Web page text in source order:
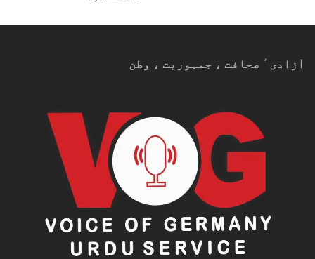
آزادیٴ صحافت ، جمہوریت ، وطن